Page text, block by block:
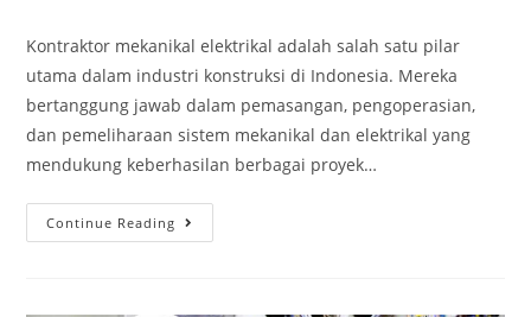
Kontraktor mekanikal elektrikal adalah salah satu pilar
utama dalam industri konstruksi di Indonesia. Mereka
bertanggung jawab dalam pemasangan, pengoperasian,
dan pemeliharaan sistem mekanikal dan elektrikal yang
mendukung keberhasilan berbagai proyek…
Continue Reading